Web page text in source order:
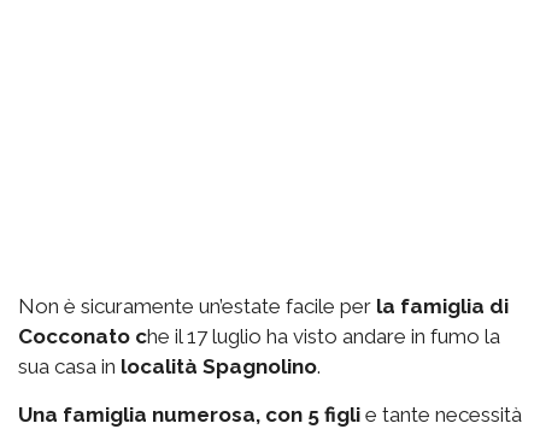
Non è sicuramente un’estate facile per la famiglia di
Cocconato che il 17 luglio ha visto andare in fumo la
sua casa in località Spagnolino.
Una famiglia numerosa, con 5 figli e tante necessità